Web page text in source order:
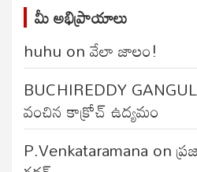
మీ అభిప్రాయాలు
huhu onవేలా జాలం!
BUCHIREDDY
వంచిన కాక్రోచ్ ఉద్యమం
P.Venkataramana on